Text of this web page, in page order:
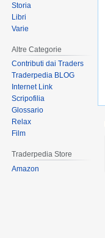
Storia
Libri
Varie
Altre Categorie
Contributi dai Traders
Traderpedia BLOG
Internet Link
Scripofilia
Glossario
Relax
Film
Traderpedia Store
Amazon